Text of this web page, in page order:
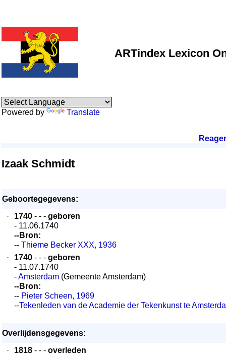
ARTindex Lexicon
Powered by Translate
Izaak Schmidt
Geboortegegevens:
·
1740 - - - geboren
- 11.06.1740
--Bron:
-- Thieme Becker XXX, 1936
·
1740 - - - geboren
- 11.07.1740
-Amsterdam (Gemeente Amsterdam)
--Bron:
-- Pieter Scheen, 1969
--Tekenleden van de Academie der Tekenkunst te
Overlijdensgegevens:
·
1818 - - - overleden